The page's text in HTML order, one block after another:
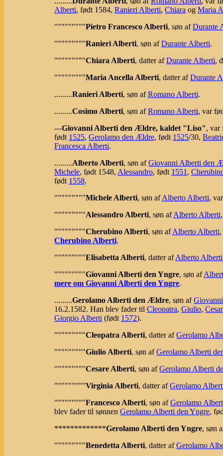
Alberti, født 1584, Ranieri Alberti, Chiara og Maria
"""""""""Pietro Francesco Alberti, søn afDurante
"""""""""Ranieri Alberti, søn afDurante Alberti.
"""""""""Chiara Alberti, datter afDurante Alberti,
"""""""""Maria Ancella Alberti, datter afDurante
.........Ranieri Alberti, søn afRomano Alberti.
.........Cosimo Alberti, søn afRomano Alberti, var
---Giovanni Alberti den Ældre, kaldet "Liso", var
født 1525, Gerolamo den Ældre, født 1525/30,
Francesca Alberti.
.........Alberto Alberti, søn afGiovanni Alberti den
Michele, født 1548, Alessandro, født 1551 ,
født 1558.
"""""""""Michele Alberti, søn afAlberto Alberti,
"""""""""Alessandro Alberti, søn afAlberto Alberti
"""""""""Cherubino Alberti, søn afAlberto Alberti
Cherubino Alberti.
"""""""""Elisabetta Alberti, datter afAlberto Alberti
"""""""""Giovanni Alberti den Yngre, søn af
mere om Giovanni Alberti den Yngre.
.........Gerolamo Alberti den Ældre, søn af
16.2.1582. Han blev fader til Cleopatra, Giulio,
Giorgio Alberti (født 1572).
"""""""""Cleopatra Alberti, datter afGerolamo
"""""""""Giulio Alberti, søn afGerolamo Alberti
"""""""""Cesare Alberti, søn afGerolamo Alberti
"""""""""Virginia Alberti, datter afGerolamo
"""""""""Francesco Alberti, søn afGerolamo
blev fader til sønnen Gerolamo Alberti den Yngre,
*************Gerolamo Alberti den Yngre, søn
"""""""""Benedetta Alberti, datter afGerolamo